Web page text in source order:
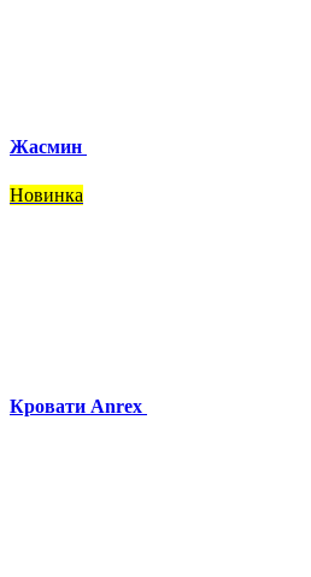
Жасмин
Новинка
Кровати Anrex